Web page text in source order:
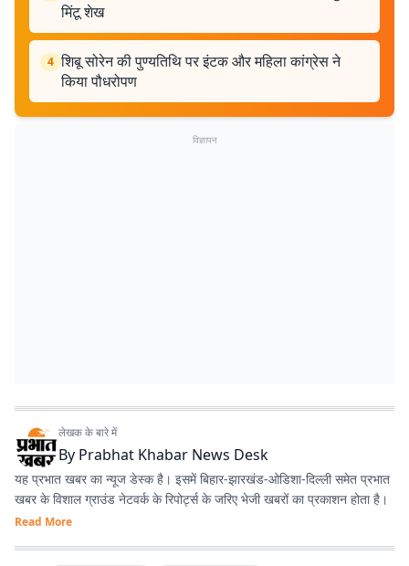
मिंटू शेख
4 शिबू सोरेन की पुण्यतिथि पर इंटक और महिला कांग्रेस ने
किया पौधरोपण
विज्ञापन
लेखक के बारे में
By Prabhat Khabar News Desk
यह प्रभात खबर का न्यूज डेस्क है। इसमें बिहार-झारखंड-ओडिशा-दिल्‍ली समेत प्रभात
खबर के विशाल ग्राउंड नेटवर्क के रिपोर्ट्स के जरिए भेजी खबरों का प्रकाशन होता है।
Read More